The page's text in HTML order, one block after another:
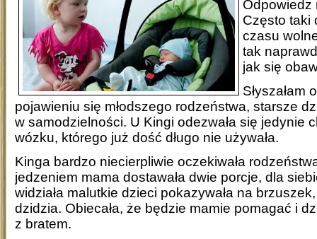
Odpowiedz
Często taki
czasu
tak
jak się
Słyszałam
pojawieniu się młodszego rodzeństwa, starsze
w samodzielności. U Kingi odezwała się jedynie
wózku, którego już dość długo nie używała.
Kinga bardzo niecierpliwie oczekiwała
jedzeniem mama dostawała dwie porcje, dla
widziała malutkie dzieci pokazywała na
dzidzia. Obiecała, że będzie mamie pomagać i
z bratem.